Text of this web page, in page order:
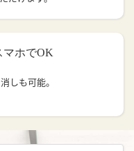
マホでOK
しも可能。